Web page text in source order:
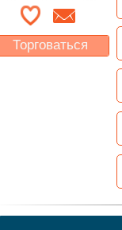
Торговаться